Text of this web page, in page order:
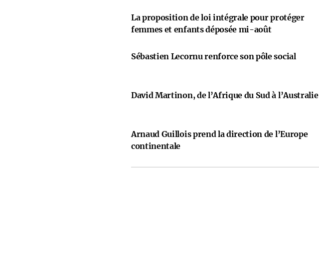
La proposition de loi intégrale pour protéger
femmes et enfants déposée mi-août
Sébastien Lecornu renforce son pôle social
David Martinon, de l’Afrique du Sud à l’Australie
Arnaud Guillois prend la direction de l’Europe
continentale